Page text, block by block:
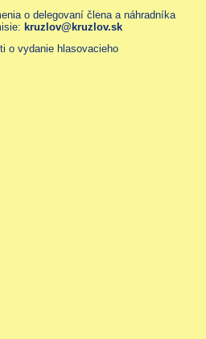
o delegovaní člena a náhradníka
kruzlov@kruzlov.sk
o vydanie hlasovacieho